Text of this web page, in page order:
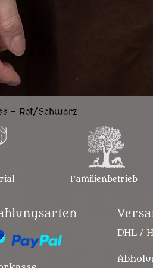
- Rot/Schwarz
Familienbetrieb
DHL /